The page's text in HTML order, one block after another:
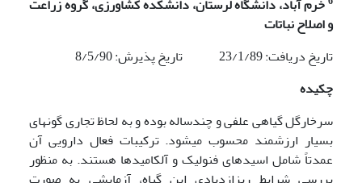
و اصلاح نباتات
تاریخ دریافت: 23/1/89 تاریخ پذیرش: 8/5/90
چکیده
سرخارگل گیاهی علفی و چندساله بوده و به لحاظ تجاری گونه­ای
بسیار ارزشمند محسوب می­شود. ترکیبات فعال دارویی آن
عمدتاً شامل اسیدهای فنولیک و آلکامیدها هستند. به منظور